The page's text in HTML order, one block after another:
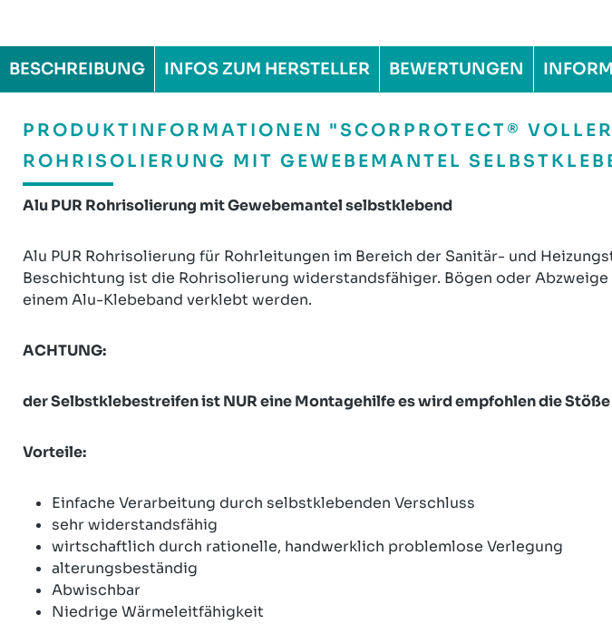
BESCHREIBUNG INFOS ZUM HERSTELLER BEWERTUNGEN
PRODUKTINFORMATIONEN "SCORPROTECT®
ROHRISOLIERUNG MIT GEWEBEMANTEL
Alu PUR Rohrisolierung mit Gewebemantel selbstklebend
Alu PUR Rohrisolierung für Rohrleitungen im Bereich der Sanitär- und
Beschichtung ist die Rohrisolierung widerstandsfähiger. Bögen oder
einem Alu-Klebeband verklebt werden.
ACHTUNG:
der Selbstklebestreifen ist NUR eine Montagehilfe es wird empfohlen die
Vorteile:
Einfache Verarbeitung durch selbstklebenden Verschluss
sehr widerstandsfähig
wirtschaftlich durch rationelle, handwerklich problemlose Verlegung
alterungsbeständig
Abwischbar
Niedrige Wärmeleitfähigkeit